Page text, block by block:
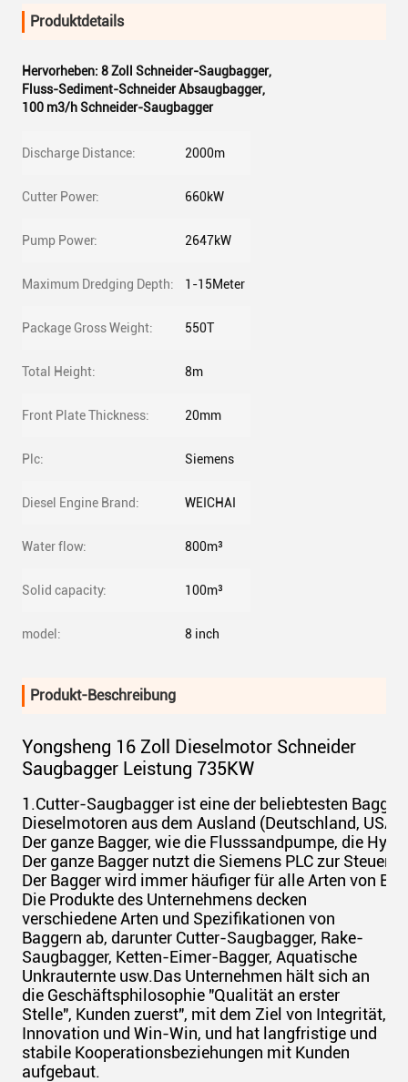
Produktdetails
Hervorheben: 8 Zoll Schneider-Saugbagger,
Fluss-Sediment-Schneider Absaugbagger,
100 m3/h Schneider-Saugbagger
Discharge Distance: 2000m
Cutter Power: 660kW
Pump Power: 2647kW
Maximum Dredging Depth: 1-15Meter
Package Gross Weight: 550T
Total Height: 8m
Front Plate Thickness: 20mm
Plc: Siemens
Diesel Engine Brand: WEICHAI
Water flow: 800m³
Solid capacity: 100m³
model: 8 inch
Produkt-Beschreibung
Yongsheng 16 Zoll Dieselmotor Schneider
Saugbagger Leistung 735KW
1.Cutter-Saugbagger ist eine der beliebtesten
Dieselmotoren aus dem Ausland (Deutschland,
Der ganze Bagger, wie die Flusssandpumpe, die
Der ganze Bagger nutzt die Siemens PLC zur
Der Bagger wird immer häufiger für alle Arten von
Die Produkte des Unternehmens decken
verschiedene Arten und Spezifikationen von
Baggern ab, darunter Cutter-Saugbagger, Rake-
Saugbagger, Ketten-Eimer-Bagger, Aquatische
Unkrauternte usw.Das Unternehmen hält sich an
die Geschäftsphilosophie "Qualität an erster
Stelle", Kunden zuerst", mit dem Ziel von Integrität,
Innovation und Win-Win, und hat langfristige und
stabile Kooperationsbeziehungen mit Kunden
aufgebaut.